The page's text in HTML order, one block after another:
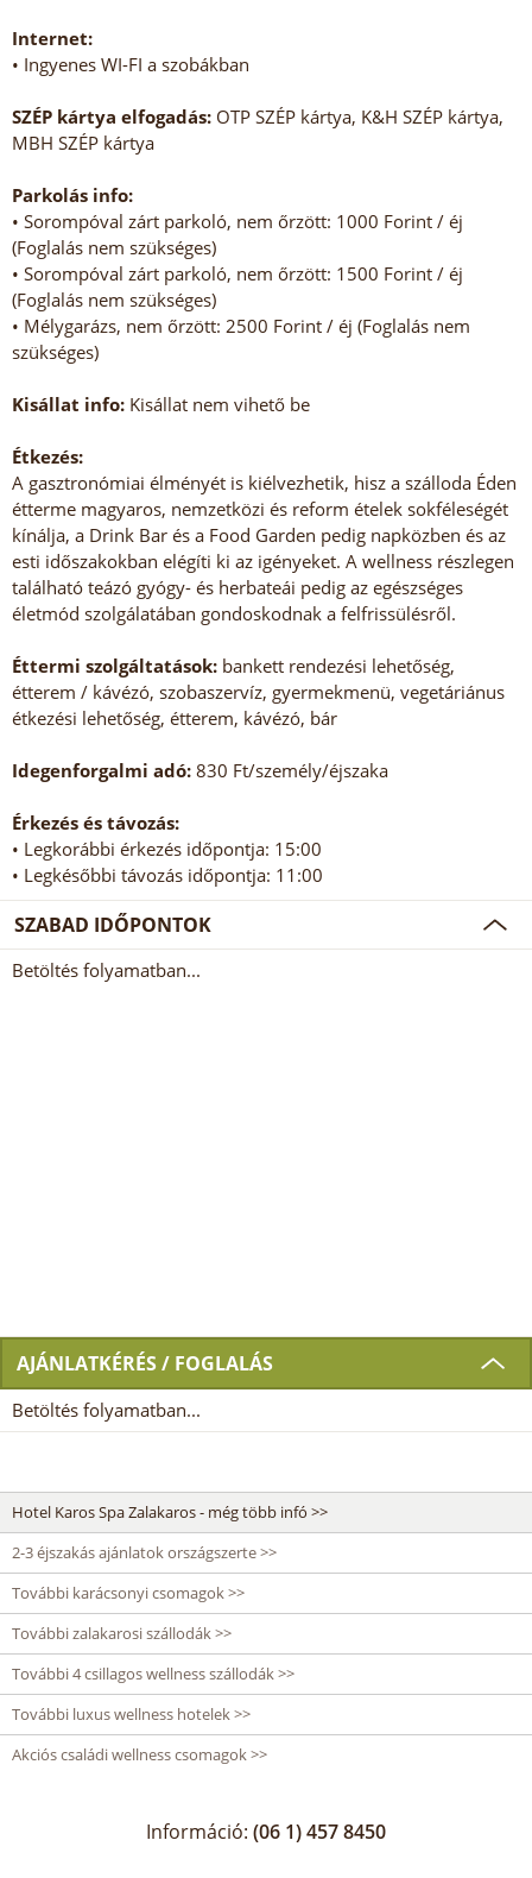
Internet:
• Ingyenes WI-FI a szobákban
SZÉP kártya elfogadás: OTP SZÉP kártya, K&H SZÉP kártya,
MBH SZÉP kártya
Parkolás info:
• Sorompóval zárt parkoló, nem őrzött: 1000 Forint / éj
(Foglalás nem szükséges)
• Sorompóval zárt parkoló, nem őrzött: 1500 Forint / éj
(Foglalás nem szükséges)
• Mélygarázs, nem őrzött: 2500 Forint / éj (Foglalás nem
szükséges)
Kisállat info: Kisállat nem vihető be
Étkezés:
A gasztronómiai élményét is kiélvezhetik, hisz a szálloda Éden
étterme magyaros, nemzetközi és reform ételek sokféleségét
kínálja, a Drink Bar és a Food Garden pedig napközben és az
esti időszakokban elégíti ki az igényeket. A wellness részlegen
található teázó gyógy- és herbateái pedig az egészséges
életmód szolgálatában gondoskodnak a felfrissülésről.
Éttermi szolgáltatások: bankett rendezési lehetőség,
étterem / kávézó, szobaszervíz, gyermekmenü, vegetáriánus
étkezési lehetőség, étterem, kávézó, bár
Idegenforgalmi adó: 830 Ft/személy/éjszaka
Érkezés és távozás:
• Legkorábbi érkezés időpontja: 15:00
• Legkésőbbi távozás időpontja: 11:00
SZABAD IDŐPONTOK
Betöltés folyamatban...
AJÁNLATKÉRÉS / FOGLALÁS
Betöltés folyamatban...
Hotel Karos Spa Zalakaros - még több infó >>
2-3 éjszakás ajánlatok országszerte >>
További karácsonyi csomagok >>
További zalakarosi szállodák >>
További 4 csillagos wellness szállodák >>
További luxus wellness hotelek >>
Akciós családi wellness csomagok >>
Információ: (06 1) 457 8450